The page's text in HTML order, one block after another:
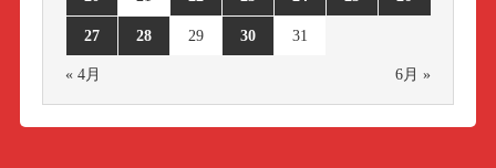
27 28 29 30 31
« 4月 6月 »